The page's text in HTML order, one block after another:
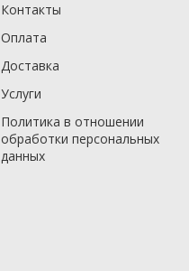
Контакты
Оплата
Доставка
Услуги
Политика в отношении
обработки персональных
данныx